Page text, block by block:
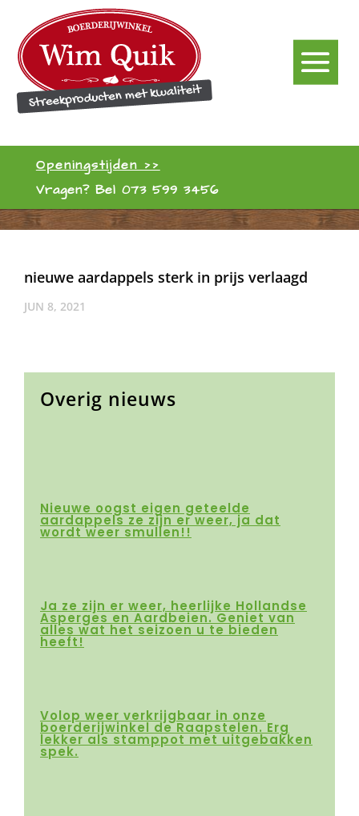
Openingstijden >>
Vragen? Bel 073 599 3456
nieuwe aardappels sterk in prijs verlaagd
JUN 8, 2021
Overig nieuws
Nieuwe oogst eigen geteelde
aardappels ze zijn er weer, ja dat
wordt weer smullen!!
Ja ze zijn er weer, heerlijke Hollandse
Asperges en Aardbeien. Geniet van
alles wat het seizoen u te bieden
heeft!
Volop weer verkrijgbaar in onze
boerderijwinkel de Raapstelen. Erg
lekker als stamppot met uitgebakken
spek.